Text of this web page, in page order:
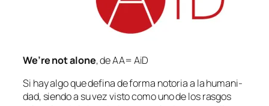
We’re not alo­ne, de AA= AiD
Si hay al­go que de­fi­na de for­ma no­to­ria a la hu­ma­ni­
dad, sien­do a su vez vis­to co­mo uno de los ras­gos